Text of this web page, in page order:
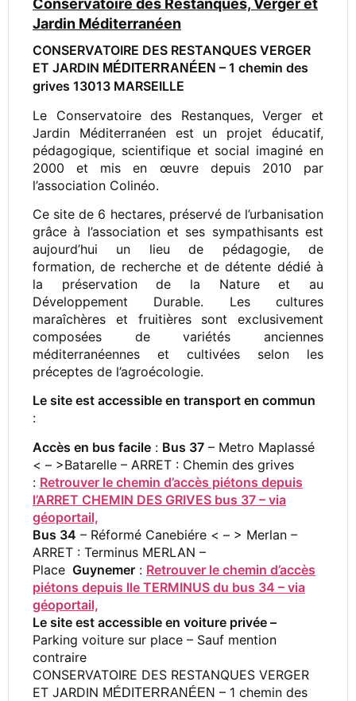
Conservatoire des Restanques, Verger et
Jardin Méditerranéen
CONSERVATOIRE DES RESTANQUES VERGER
ET JARDIN MÉDITERRANÉEN – 1 chemin des
grives 13013 MARSEILLE
Le Conservatoire des Restanques, Verger et
Jardin Méditerranéen est un projet éducatif,
pédagogique, scientifique et social imaginé en
2000 et mis en œuvre depuis 2010 par
l’association Colinéo.
Ce site de 6 hectares, préservé de l’urbanisation
grâce à l’association et ses sympathisants est
aujourd’hui un lieu de pédagogie, de
formation, de recherche et de détente dédié à
la préservation de la Nature et au
Développement Durable. Les cultures
maraîchères et fruitières sont exclusivement
composées de variétés anciennes
méditerranéennes et cultivées selon les
préceptes de l’agroécologie.
Le site est accessible en transport en commun
:
Accès en bus facile : Bus 37 – Metro Maplassé
< – >Batarelle – ARRET : Chemin des grives
: Retrouver le chemin d’accès piétons depuis
l’ARRET CHEMIN DES GRIVES bus 37 – via
géoportail,
Bus 34 – Réformé Canebiére < – > Merlan –
ARRET : Terminus MERLAN –
Place Guynemer : Retrouver le chemin d’accès
piétons depuis lle TERMINUS du bus 34 – via
géoportail,
Le site est accessible en voiture privée –
Parking voiture sur place – Sauf mention
contraire
CONSERVATOIRE DES RESTANQUES VERGER
ET JARDIN MÉDITERRANÉEN – 1 chemin des